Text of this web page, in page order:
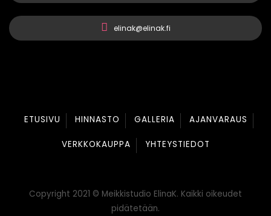
elinak@elinak.fi
ETUSIVU HINNASTO GALLERIA AJANVARAUS
VERKKOKAUPPA YHTEYSTIEDOT
Copyright 2021 © Meikkistudio ElinaK. Kaikki oikeudet
pidätetään.